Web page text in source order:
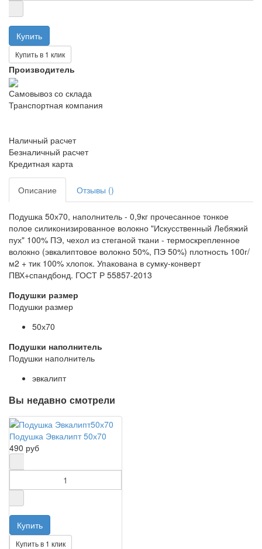
Купить в 1 клик
Производитель
Самовывоз со склада
Транспортная компания
Наличный расчет
Безналичный расчет
Кредитная карта
Описание Отзывы ()
Подушка 50х70, наполнитель - 0,9кг прочесанное тонкое
полое силиконизированное волокно "Искусственный Лебяжий
пух" 100% ПЭ, чехол из стеганой ткани - термоскрепленное
волокно (эвкалиптовое волокно 50%, ПЭ 50%) плотность 100г/
м2 + тик 100% хлопок. Упакована в сумку-конверт
ПВХ+спандбонд. ГОСТ Р 55857-2013
Подушки размер
Подушки размер
50х70
Подушки наполнитель
Подушки наполнитель
эвкалипт
Вы недавно смотрели
Подушка Эвкалипт 50х70
490 руб
Купить в 1 клик